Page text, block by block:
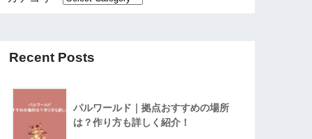
Recent Posts
パルワールド｜拠点おすすめの場所
は？作り方も詳しく紹介！